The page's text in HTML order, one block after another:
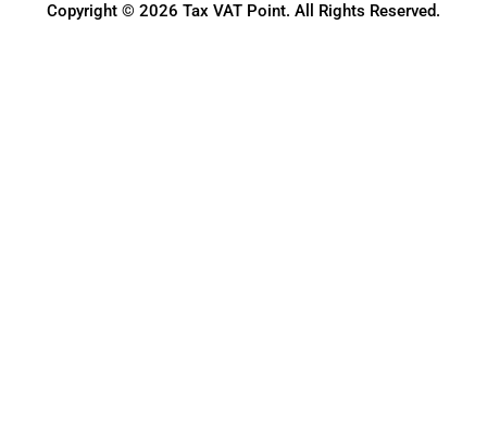
Copyright © 2026 Tax VAT Point. All Rights Reserved.